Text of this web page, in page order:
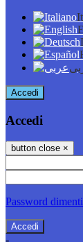
Accedi
Accedi
button close ×
Password